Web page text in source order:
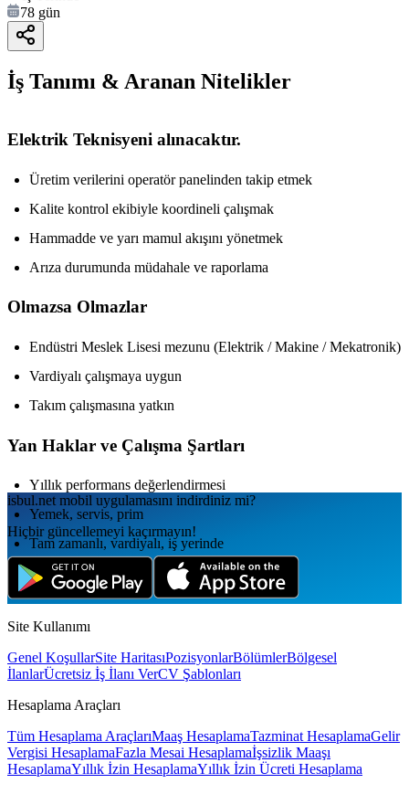
78 gün
İş Tanımı & Aranan Nitelikler
Elektrik Teknisyeni alınacaktır.
Üretim verilerini operatör panelinden takip etmek
Kalite kontrol ekibiyle koordineli çalışmak
Hammadde ve yarı mamul akışını yönetmek
Arıza durumunda müdahale ve raporlama
Olmazsa Olmazlar
Endüstri Meslek Lisesi mezunu (Elektrik / Makine / Mekatronik)
Vardiyalı çalışmaya uygun
Takım çalışmasına yatkın
Yan Haklar ve Çalışma Şartları
Yıllık performans değerlendirmesi
Yemek, servis, prim
Tam zamanlı, vardiyalı, iş yerinde
isbul.net mobil uygulamаsını indirdiniz mi?
Hiçbir güncellemeyi kaçırmayın!
Site Kullanımı
Genel KoşullarSite HaritasıPozisyonlarBölümlerBölgesel
İlanlarÜcretsiz İş İlanı VerCV Şablonları
Hesaplama Araçları
Tüm Hesaplama AraçlarıMaaş HesaplamaTazminat HesaplamaGelir
Vergisi HesaplamaFazla Mesai Hesaplamaİşsizlik Maaşı
HesaplamaYıllık İzin HesaplamaYıllık İzin Ücreti Hesaplama